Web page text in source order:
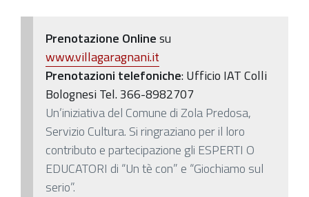
Villa
Edvige
Garagnani
Prenotazione Onlinesu
www.villagaragnani.it
Prenotazioni telefoniche: Ufficio IAT Colli
Bolognesi Tel. 366-8982707
Un’iniziativa del Comune di Zola Predosa,
Servizio Cultura. Si ringraziano per il loro
contributo e partecipazione gli ESPERTI O
EDUCATORI di “Un tè con” e “Giochiamo sul
serio”.